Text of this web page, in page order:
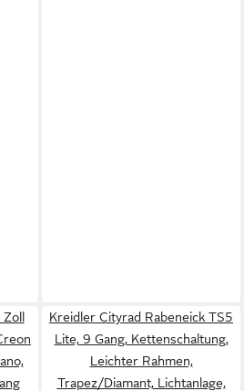
Kreidler Cityrad Rabeneick TS5
Lite, 9 Gang, Kettenschaltung,
Leichter Rahmen,
Trapez/Diamant, Lichtanlage,